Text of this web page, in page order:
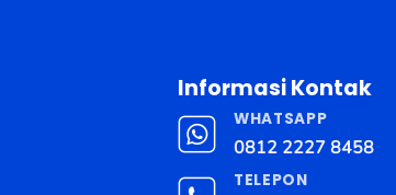
Informasi Kontak
WHATSAPP
0812 2227 8458
TELEPON